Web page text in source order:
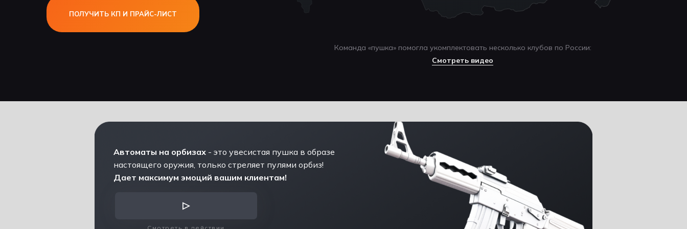
ПОЛУЧИТЬ КП И ПРАЙС-ЛИСТ
Команда «пушка» помогла укомплектовать несколько клубов по России:
Смотреть видео
Автоматы на орбизах - это увесистая пушка в образе
настоящего оружия, только стреляет пулями орбиз!
Дает максимум эмоций вашим клиентам!
▷
Средний чек на 1
клиента в командной
Без травм и синяков!